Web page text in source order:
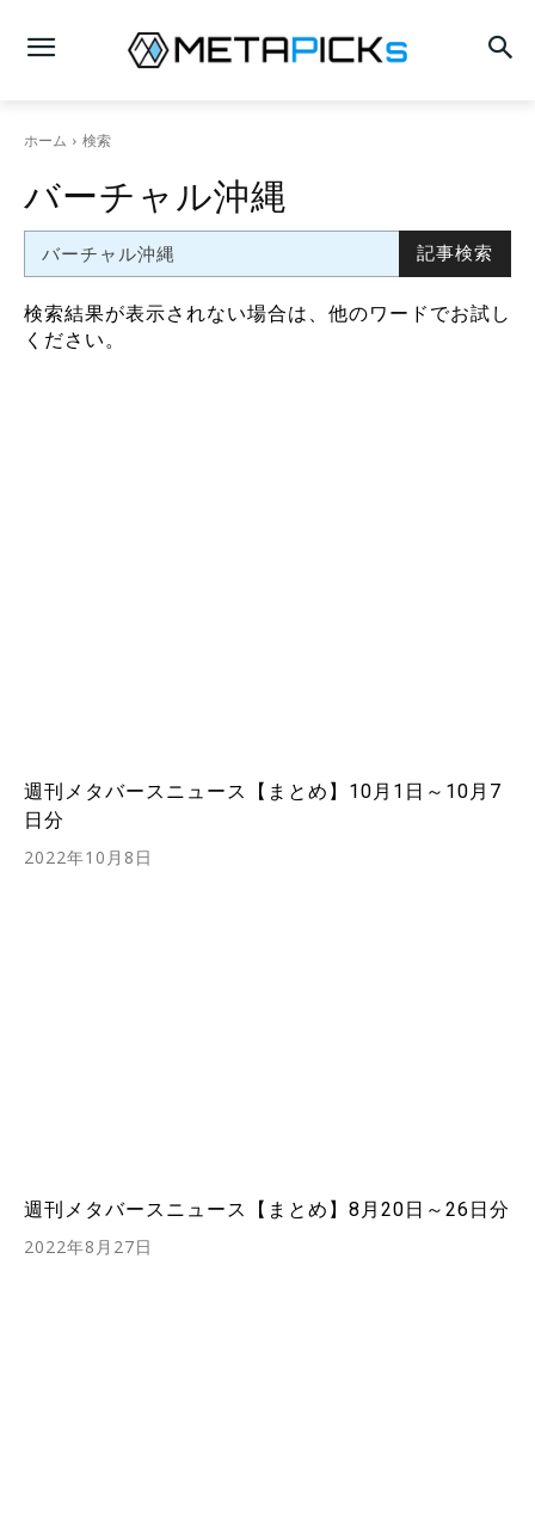
ホーム 検索
バーチャル沖縄
記事検索
検索結果が表示されない場合は、他のワードでお試し
ください。
週刊メタバースニュース【まとめ】10月1日～10月7
日分
2022年10月8日
週刊メタバースニュース【まとめ】8月20日～26日分
2022年8月27日